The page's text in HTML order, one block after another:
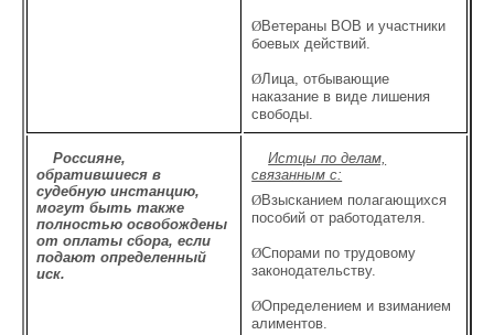
ØВетераны ВОВ и участники
боевых действий.
ØЛица, отбывающие
наказание в виде лишения
свободы.
Россияне,
обратившиеся в
судебную инстанцию,
могут быть также
полностью освобождены
от оплаты сбора, если
подают определенный
иск.
Истцы по делам,
связанным с:
ØВзысканием полагающихся
пособий от работодателя.
ØСпорами по трудовому
законодательству.
ØОпределением и взиманием
алиментов.